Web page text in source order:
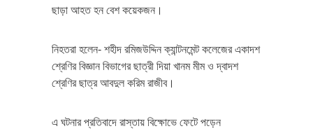
ছাড়া আহত হন বেশ কয়েকজন।
নিহতরা হলেন- শহীদ রমিজউদ্দিন ক্যান্টনমেন্ট কলেজের একাদশ
শ্রেণির বিজ্ঞান বিভাগের ছাত্রী দিয়া খানম মীম ও দ্বাদশ
শ্রেণির ছাত্র আবদুল করিম রাজীব।
এ ঘটনার প্রতিবাদে রাস্তায় বিক্ষোভে ফেটে পড়েন